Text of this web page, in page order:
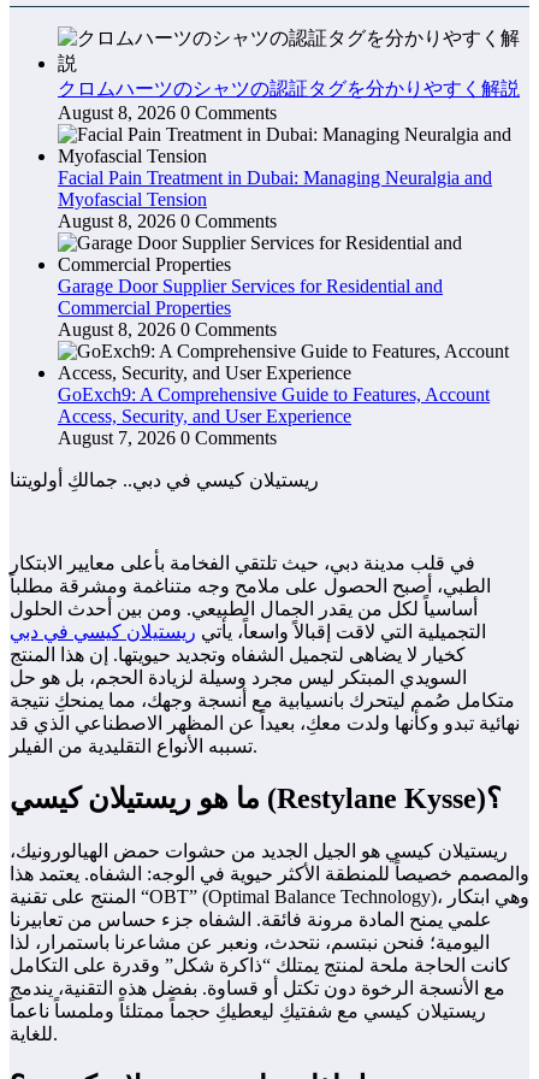
クロムハーツのシャツの認証タグを分かりやすく解説
August 8, 2026 0 Comments
Facial Pain Treatment in Dubai: Managing Neuralgia and
Myofascial Tension
August 8, 2026 0 Comments
Garage Door Supplier Services for Residential and
Commercial Properties
August 8, 2026 0 Comments
GoExch9: A Comprehensive Guide to Features, Account
Access, Security, and User Experience
August 7, 2026 0 Comments
ريستيلان كيسي في دبي.. جمالكِ أولويتنا
في قلب مدينة دبي، حيث تلتقي الفخامة بأعلى معايير الابتكار
الطبي، أصبح الحصول على ملامح وجه متناغمة ومشرقة مطلباً
أساسياً لكل من يقدر الجمال الطبيعي. ومن بين أحدث الحلول
التجميلية التي لاقت إقبالاً واسعاً، يأتي ريستيلان كيسي في دبي
كخيار لا يضاهى لتجميل الشفاه وتجديد حيويتها. إن هذا المنتج
السويدي المبتكر ليس مجرد وسيلة لزيادة الحجم، بل هو حل
متكامل صُمم ليتحرك بانسيابية مع أنسجة وجهك، مما يمنحكِ نتيجة
نهائية تبدو وكأنها ولدت معكِ، بعيداً عن المظهر الاصطناعي الذي قد
تسببه الأنواع التقليدية من الفيلر.
ما هو ريستيلان كيسي (Restylane Kysse)؟
ريستيلان كيسي هو الجيل الجديد من حشوات حمض الهيالورونيك،
والمصمم خصيصاً للمنطقة الأكثر حيوية في الوجه: الشفاه. يعتمد هذا
المنتج على تقنية “OBT” (Optimal Balance Technology)، وهي ابتكار
علمي يمنح المادة مرونة فائقة. الشفاه جزء حساس من تعابيرنا
اليومية؛ فنحن نبتسم، نتحدث، ونعبر عن مشاعرنا باستمرار، لذا
كانت الحاجة ملحة لمنتج يمتلك “ذاكرة شكل” وقدرة على التكامل
مع الأنسجة الرخوة دون تكتل أو قساوة. بفضل هذه التقنية، يندمج
ريستيلان كيسي مع شفتيكِ ليعطيكِ حجماً ممتلئاً وملمساً ناعماً
للغاية.